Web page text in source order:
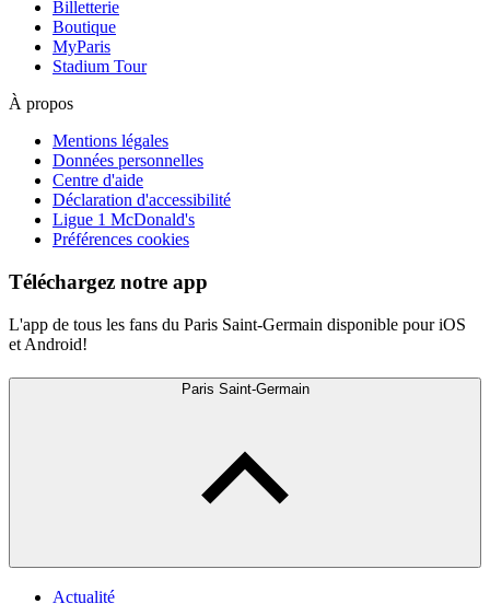
Billetterie
Boutique
MyParis
Stadium Tour
À propos
Mentions légales
Données personnelles
Centre d'aide
Déclaration d'accessibilité
Ligue 1 McDonald's
Préférences cookies
Téléchargez notre app
L'app de tous les fans du Paris Saint-Germain disponible pour iOS
et Android!
Paris Saint-Germain
Actualité